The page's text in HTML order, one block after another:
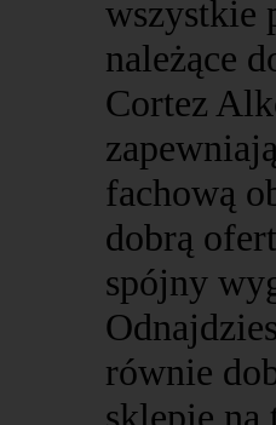
wszystkie
należące
Cortez
fachową
dobrą
spójny
równie
sklepie na